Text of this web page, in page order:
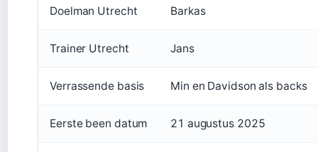
Doelman Utrecht Barkas
Trainer Utrecht Jans
Verrassende basis Min en Davidson als backs
Eerste been datum 21 augustus 2025